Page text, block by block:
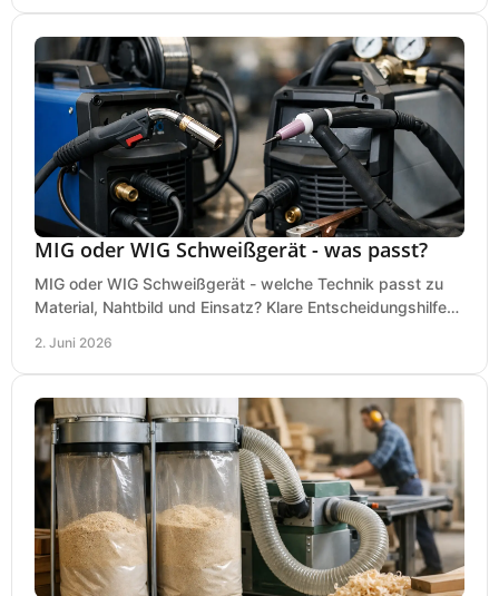
MIG oder WIG Schweißgerät - was passt?
MIG oder WIG Schweißgerät - welche Technik passt zu
Material, Nahtbild und Einsatz? Klare Entscheidungshilfe
2. Juni 2026